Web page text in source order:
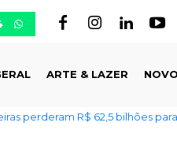
ARTE & LAZER
perderam R$ 62,5 bilhões para
sobre venda irregular de lotes